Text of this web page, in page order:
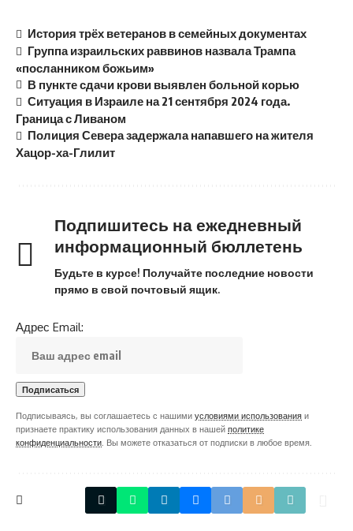
История трёх ветеранов в семейных документах
Группа израильских раввинов назвала Трампа
«посланником божьим»
В пункте сдачи крови выявлен больной корью
Ситуация в Израиле на 21 сентября 2024 года.
Граница с Ливаном
Полиция Севера задержала напавшего на жителя
Хацор-ха-Глилит
Подпишитесь на ежедневный
информационный бюллетень
Будьте в курсе! Получайте последние новости
прямо в свой почтовый ящик.
Адрес Email:
Подписываясь, вы соглашаетесь с нашими условиями использования и
признаете практику использования данных в нашей политике
конфиденциальности . Вы можете отказаться от подписки в любое время.